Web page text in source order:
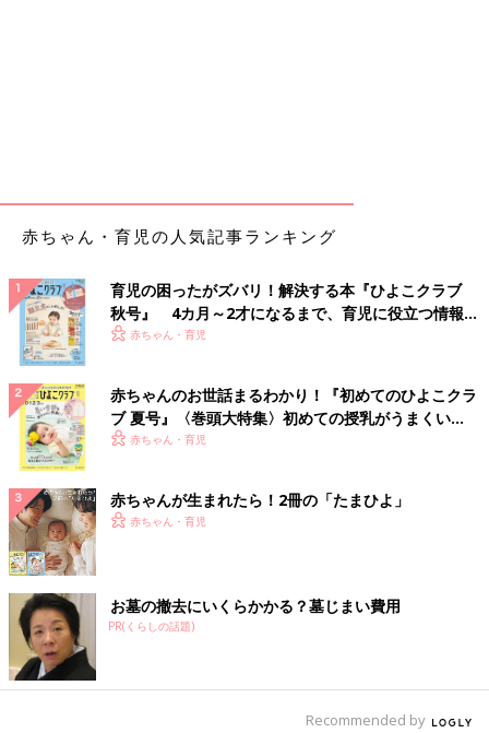
ども、それを凌駕するほどの嫌悪感が襲ってきて、もう今後義母
で言われたらさすがの夫も理解してくれたようで、私は義母と絶
「義両親に会うよりも、1人だけの時間が欲しいだけと主張す
る。月1がしんどいだけで、盆正月くらいなら良いと言う。ご主
人が妻が同伴しないことを嫌がったら、『義両親は孫に会いた
い。私は義両親に会うより1人の時間が欲しい。貴方は義両親と
私、どちらに合わせるかは自由』と、人のせいにしないように言
う」
「『義両親は他人の私がいない方が嬉しいはず。だから子供たち
と行ってきて。私は実実家へ用事があるから』と1回目は強引に
行かせましょう。そのうち恒例になりますよ」
義両親にどう接すればいい？
「距離が近すぎるのが原因かと思います。コロナ禍ですし、感染
のリスクがあって心配だから頻度を減らすようにとか上手く出来
ませんかね？」
赤ちゃん・育児の人気記事ランキング
育児の困ったがズバリ！解決する本『ひよこクラブ
秋号』 4カ月～2才になるまで、育児に役立つ情報が
いっぱい！
赤ちゃん・育児
赤ちゃんのお世話まるわかり！『初めてのひよこクラ
ブ 夏号』〈巻頭大特集〉初めての授乳がうまくい
く！ おっぱい・ミルクの基本と夏のトラブル 解決テ
赤ちゃん・育児
赤ちゃんが生まれたら！2冊の「たまひよ」
赤ちゃん・育児
お墓の撤去にいくらかかる？墓じまい費用
PR(くらしの話題)
Recommended by